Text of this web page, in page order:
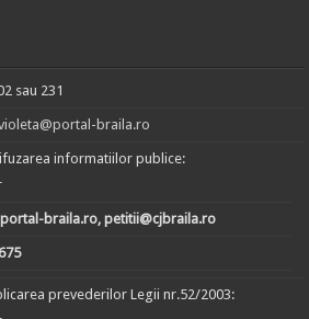
sau 231
braila.ro
informatiilor publice:
braila.ro, petitii@cjbraila.ro
prevederilor Legii nr.52/2003: